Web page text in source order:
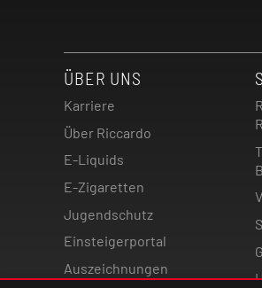
ÜBER UNS
Karriere
Über Riccardo
E-Liquids
E-Zigaretten
Jugendschutz
Einsteigerportal
Auszeichnungen